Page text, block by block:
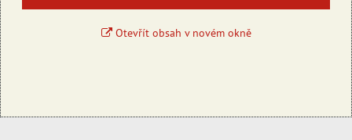
Otevřít obsah v novém okně